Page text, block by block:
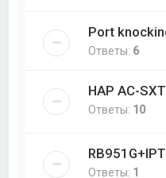
Port
Ответы: 6
HAP AC-
Ответы: 10
Ответы: 1